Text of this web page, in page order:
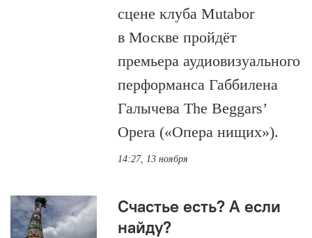
сцене клуба Mutabor
в Москве пройдёт
премьера аудиовизуального
перформанса Габбилена
Галычева The Beggars’
Opera («Опера нищих»).
14:27, 13 ноября
Счастье есть? А если
найду?